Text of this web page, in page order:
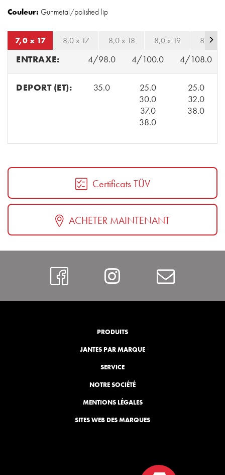
Couleur: Gunmetal/polished lip
7,0 x 17 8,0 x 17 8,0 x 18 8,0 x 19 8,5 x
ENTRAXE: 4/98.0 4/100.0 4/108.0
DEPORT (ET): 35.0
25.0
30.0
37.0
38.0
25.0
32.0
38.0
Certificats TÜV
ACHETER MAINTENANT
https://Instagram
PRODUITS
JANTES PAR MARQUE
SERVICE
NOTRE SOCIÉTÉ
MENTIONS LÉGALES
SITES WEB DES MARQUES